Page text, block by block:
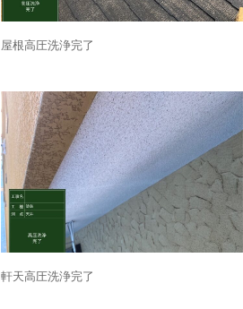
屋根高圧洗浄完了
軒天高圧洗浄完了